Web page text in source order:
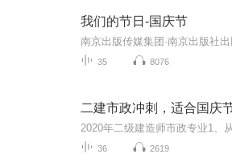
我们的节日-国庆节
35 8076
二建市政冲刺，适合国庆
36 2619